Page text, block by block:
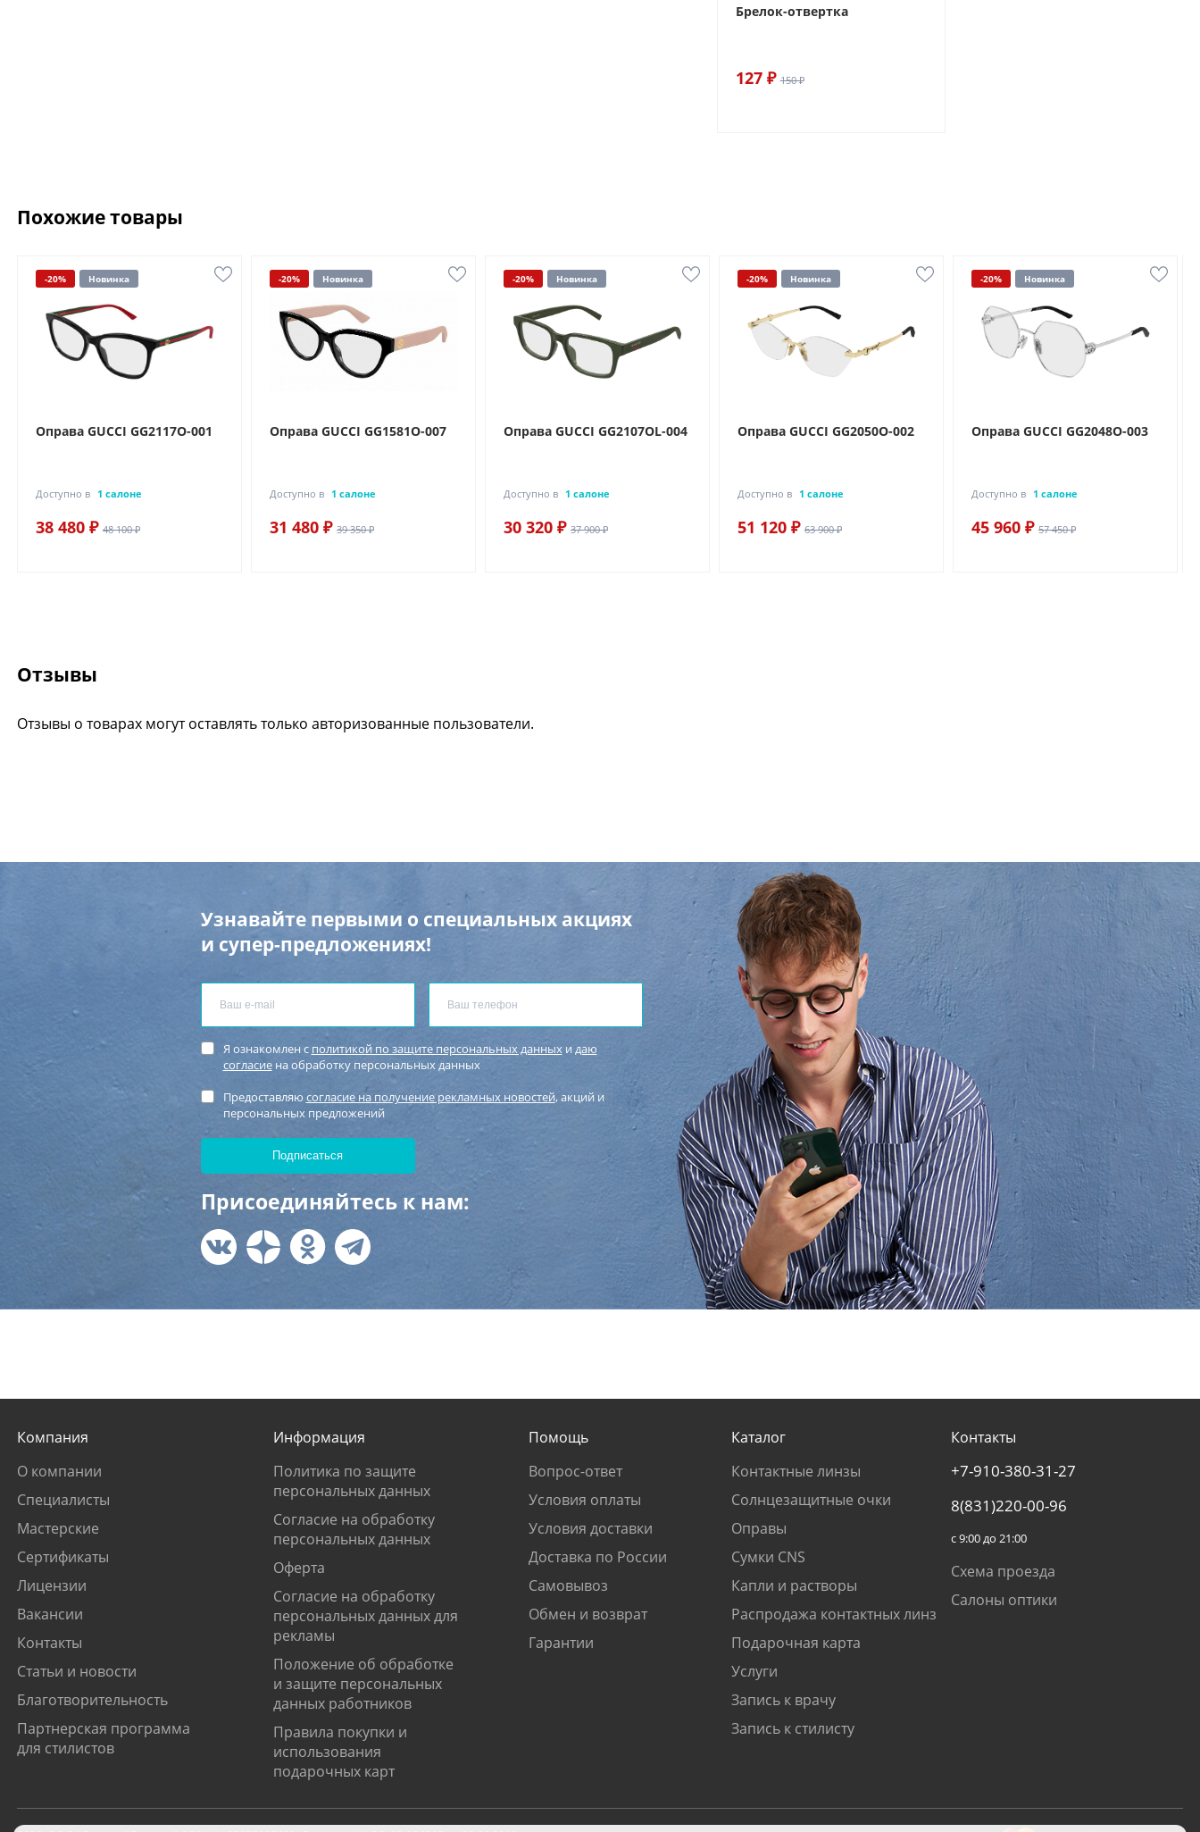
Брелок-отвертка
127 ₽ 150 ₽
Похожие товары
-20% Новинка
Оправа GUCCI GG2117O-001
Доступно в 1 салоне
38 480 ₽ 48 100 ₽
-20% Новинка
Оправа GUCCI GG1581O-007
Доступно в 1 салоне
31 480 ₽ 39 350 ₽
-20% Новинка
Оправа GUCCI GG2107OL-004
Доступно в 1 салоне
30 320 ₽ 37 900 ₽
-20% Новинка
Оправа GUCCI GG2050O-002
Доступно в 1 салоне
51 120 ₽ 63 900 ₽
-20% Новинка
Оправа GUCCI GG2048O-003
Доступно в 1 салоне
45 960 ₽ 57 450 ₽
Отзывы
Отзывы о товарах могут оставлять только авторизованные пользователи.
Узнавайте первыми о специальных акциях
и супер-предложениях!
Я ознакомлен с политикой по защите персональных данныхи даю
согласиена обработку персональных данных
Предоставляю согласие на получение рекламных новостей, акций и
персональных предложений
Присоединяйтесь к нам:
Компания
О компании
Специалисты
Мастерские
Сертификаты
Лицензии
Вакансии
Контакты
Статьи и новости
Благотворительность
Партнерская программа
для стилистов
Информация
Политика по защите
персональных данных
Согласие на обработку
персональных данных
Оферта
Согласие на обработку
персональных данных для
рекламы
Положение об обработке
и защите персональных
данных работников
Правила покупки и
использования
подарочных карт
Помощь
Вопрос-ответ
Условия оплаты
Условия доставки
Доставка по России
Самовывоз
Обмен и возврат
Гарантии
Каталог
Контактные линзы
Солнцезащитные очки
Оправы
Сумки CNS
Капли и растворы
Распродажа контактных линз
Подарочная карта
Услуги
Запись к врачу
Запись к стилисту
Контакты
+7-910-380-31-27
8(831)220-00-96
с 9:00 до 21:00
Схема проезда
Салоны оптики